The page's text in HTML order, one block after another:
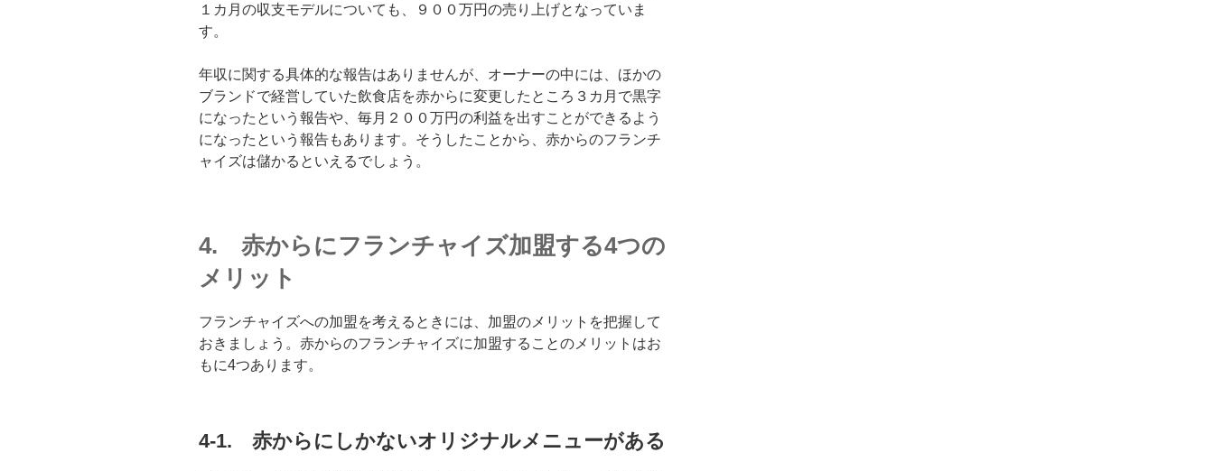
１カ月の収支モデルについても、９００万円の売り上げとなっていま
す。
年収に関する具体的な報告はありませんが、オーナーの中には、ほかの
ブランドで経営していた飲食店を赤からに変更したところ３カ月で黒字
になったという報告や、毎月２００万円の利益を出すことができるよう
になったという報告もあります。そうしたことから、赤からのフランチ
ャイズは儲かるといえるでしょう。
4. 赤からにフランチャイズ加盟する4つの
メリット
フランチャイズへの加盟を考えるときには、加盟のメリットを把握して
おきましょう。赤からのフランチャイズに加盟することのメリットはお
もに4つあります。
4-1. 赤からにしかないオリジナルメニューがある